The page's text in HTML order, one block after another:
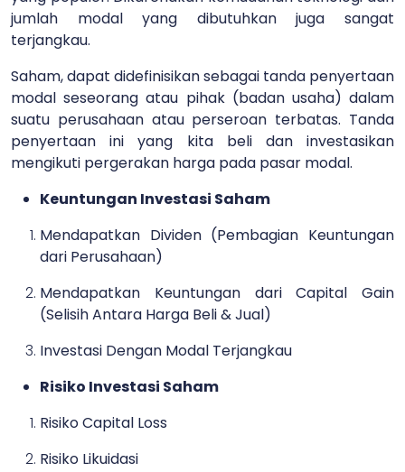
jumlah modal yang dibutuhkan juga sangat
terjangkau.
Saham, dapat didefinisikan sebagai tanda penyertaan
modal seseorang atau pihak (badan usaha) dalam
suatu perusahaan atau perseroan terbatas. Tanda
penyertaan ini yang kita beli dan investasikan
mengikuti pergerakan harga pada pasar modal.
Keuntungan Investasi Saham
Mendapatkan Dividen (Pembagian Keuntungan
dari Perusahaan)
Mendapatkan Keuntungan dari Capital Gain
(Selisih Antara Harga Beli & Jual)
Investasi Dengan Modal Terjangkau
Risiko Investasi Saham
Risiko Capital Loss
Risiko Likuidasi